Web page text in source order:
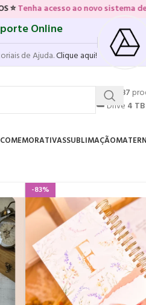
ao novo sistema de
Online
de Ajuda.Clique aqui!
💥17.587
☁️ Drive 4 TB
SUBLIMAÇÃO
-83%